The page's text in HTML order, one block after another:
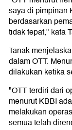
saya di pimpinan
berdasarkan
tidak tepat," kata
Tanak
dalam OTT.
dilakukan ketika
"OTT terdiri dari
menurut KBBI
melakukan
semua telah